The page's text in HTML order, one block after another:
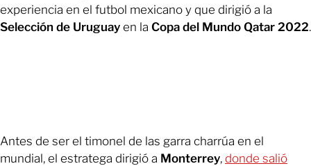
experiencia en el futbol mexicano y que dirigió a la
Selección de Uruguay en la Copa del Mundo Qatar 2022.
Antes de ser el timonel de las garra charrúa en el
mundial, el estratega dirigió a Monterrey, donde salió